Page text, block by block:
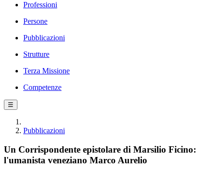
Professioni
Persone
Pubblicazioni
Strutture
Terza Missione
Competenze
☰
Pubblicazioni
Un Corrispondente epistolare di Marsilio Ficino:
l'umanista veneziano Marco Aurelio